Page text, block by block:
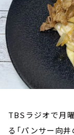
TBSラジオで月
る「パンサー向井